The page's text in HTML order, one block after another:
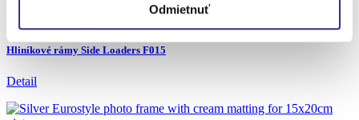
Odmietnuť
Hliníkové rámy Side Loaders F015
Detail